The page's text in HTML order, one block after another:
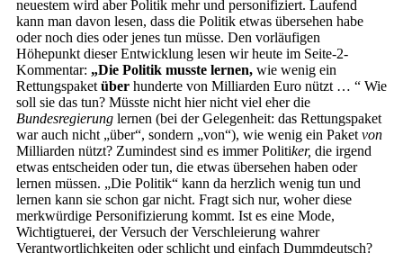
neuestem wird aber Politik mehr und personifiziert. Laufend
kann man davon lesen, dass die Politik etwas übersehen habe
oder noch dies oder jenes tun müsse. Den vorläufigen
Höhepunkt dieser Entwicklung lesen wir heute im Seite-2-
Kommentar: „Die Politik musste lernen, wie wenig ein
Rettungspaket über hunderte von Milliarden Euro nützt … “ Wie
soll sie das tun? Müsste nicht hier nicht viel eher die
Bundesregierung lernen (bei der Gelegenheit: das Rettungspaket
war auch nicht „über“, sondern „von“), wie wenig ein Paket von
Milliarden nützt? Zumindest sind es immer Politiker, die irgend
etwas entscheiden oder tun, die etwas übersehen haben oder
lernen müssen. „Die Politik“ kann da herzlich wenig tun und
lernen kann sie schon gar nicht. Fragt sich nur, woher diese
merkwürdige Personifizierung kommt. Ist es eine Mode,
Wichtigtuerei, der Versuch der Verschleierung wahrer
Verantwortlichkeiten oder schlicht und einfach Dummdeutsch?